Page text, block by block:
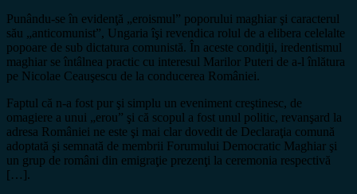
Punându-se în evidenţă „eroismul” poporului maghiar şi caracterul
său „anticomunist”, Ungaria îşi revendica rolul de a elibera celelalte
popoare de sub dictatura comunistă. În aceste condiţii, iredentismul
maghiar se întâlnea practic cu interesul Marilor Puteri de a-l înlătura
pe Nicolae Ceauşescu de la conducerea României.
Faptul că n-a fost pur şi simplu un eveniment creştinesc, de
omagiere a unui „erou” şi că scopul a fost unul politic, revanşard la
adresa României ne este şi mai clar dovedit de Declaraţia comună
adoptată şi semnată de membrii Forumului Democratic Maghiar şi
un grup de români din emigraţie prezenţi la ceremonia respectivă
[…].